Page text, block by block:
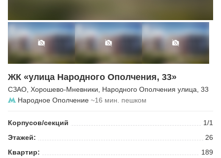
ЖК «улица Народного Ополчения, 33»
СЗАО Хорошево-Мневники Народного Ополчения улица , 33
Народное Ополчение ~16 мин. пешком
Корпусов/секций
1/1
Этажей:
26
Квартир:
189